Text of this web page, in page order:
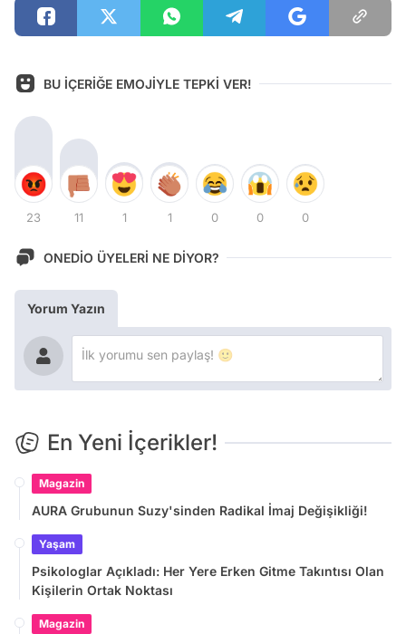
BU İÇERİĞE EMOJİYLE TEPKİ VER!
23 11 1 1 0 0 0
ONEDİO ÜYELERİ NE DİYOR?
Yorum Yazın
En Yeni İçerikler!
Magazin
AURA Grubunun Suzy'sinden Radikal İmaj Değişikliği!
Yaşam
Psikologlar Açıkladı: Her Yere Erken Gitme Takıntısı Olan
Kişilerin Ortak Noktası
Magazin